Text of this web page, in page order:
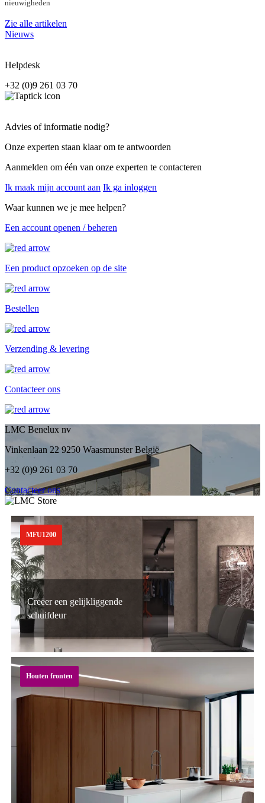
nieuwigheden
Zie alle artikelen
Nieuws
Helpdesk
+32 (0)9 261 03 70
Advies of informatie nodig?
Onze experten staan klaar om te antwoorden
Aanmelden om één van onze experten te contacteren
Ik maak mijn account aan Ik ga inloggen
Waar kunnen we je mee helpen?
Een account openen / beheren
Een product opzoeken op de site
Bestellen
Verzending & levering
Contacteer ons
LMC Benelux nv
Vinkenlaan 22 9250 Waasmunster België
+32 (0)9 261 03 70
Contacteer ons
Houten fronten
MFU1200
Creëer een gelijkliggende
schuifdeur